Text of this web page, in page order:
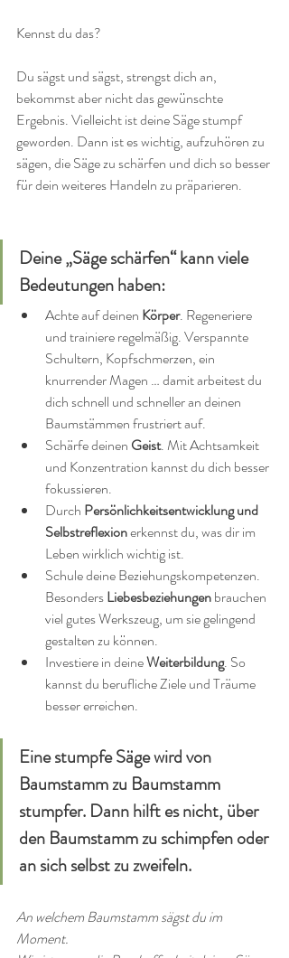
Kennst du das?
Du sägst und sägst, strengst dich an,
bekommst aber nicht das gewünschte
Ergebnis. Vielleicht ist deine Säge stumpf
geworden. Dann ist es wichtig, aufzuhören zu
sägen, die Säge zu schärfen und dich so besser
für dein weiteres Handeln zu präparieren.
Deine „Säge schärfen“ kann viele
Bedeutungen haben:
Achte auf deinen Körper. Regeneriere
und trainiere regelmäßig. Verspannte
Schultern, Kopfschmerzen, ein
knurrender Magen … damit arbeitest du
dich schnell und schneller an deinen
Baumstämmen frustriert auf.
Schärfe deinen Geist. Mit Achtsamkeit
und Konzentration kannst du dich besser
fokussieren.
Durch Persönlichkeitsentwicklung und
Selbstreflexion erkennst du, was dir im
Leben wirklich wichtig ist.
Schule deine Beziehungskompetenzen.
Besonders Liebesbeziehungen brauchen
viel gutes Werkszeug, um sie gelingend
gestalten zu können.
Investiere in deine Weiterbildung. So
kannst du berufliche Ziele und Träume
besser erreichen.
Eine stumpfe Säge wird von
Baumstamm zu Baumstamm
stumpfer. Dann hilft es nicht, über
den Baumstamm zu schimpfen oder
an sich selbst zu zweifeln.
An welchem Baumstamm sägst du im
Moment.